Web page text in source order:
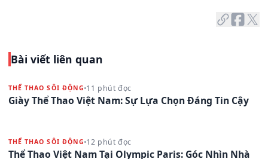
Bài viết liên quan
THỂ THAO SÔI ĐỘNG 11 phút đọc
Giày Thể Thao Việt Nam: Sự Lựa Chọn Đáng Tin Cậy
THỂ THAO SÔI ĐỘNG 12 phút đọc
Thể Thao Việt Nam Tại Olympic Paris: Góc Nhìn Nhà